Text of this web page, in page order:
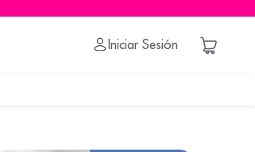
Iniciar Sesión